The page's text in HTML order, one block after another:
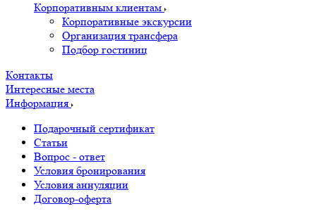
Корпоративным клиентам
Корпоративные экскурсии
Организация трансфера
Подбор гостиниц
Контакты
Интересные места
Информация
Подарочный сертификат
Статьи
Вопрос - ответ
Условия бронирования
Условия аннуляции
Договор-оферта